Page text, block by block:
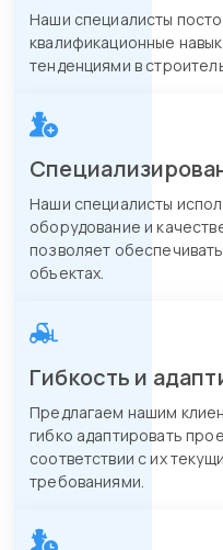
Наши специалисты
квалификационные
тенденциями в
Наши специалисты
оборудование и
позволяет
объектах.
Гибкость и
Предлагаем нашим
гибко адаптировать
соответствии с их
требованиями.